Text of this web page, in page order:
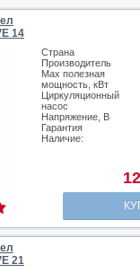
14
Страна
Производитель
Max полезная
мощность, кВт
Циркуляционный
насос
Напряжение, В
Гарантия
Наличие:
21